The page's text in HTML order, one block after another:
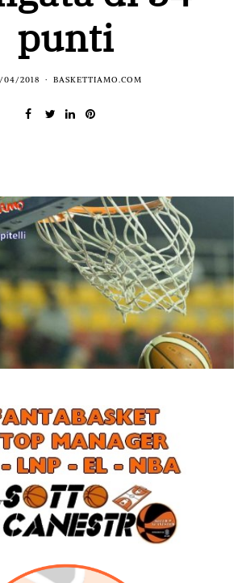
punti
04/2018 BASKETTIAMO.COM